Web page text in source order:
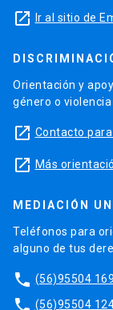
launch Ir al sitio de
Orientación y
género o violencia
launch Contacto
launch Más
MEDIACIÓN
Teléfonos para
alguno de tus
phone (56)95504
phone (56)95504